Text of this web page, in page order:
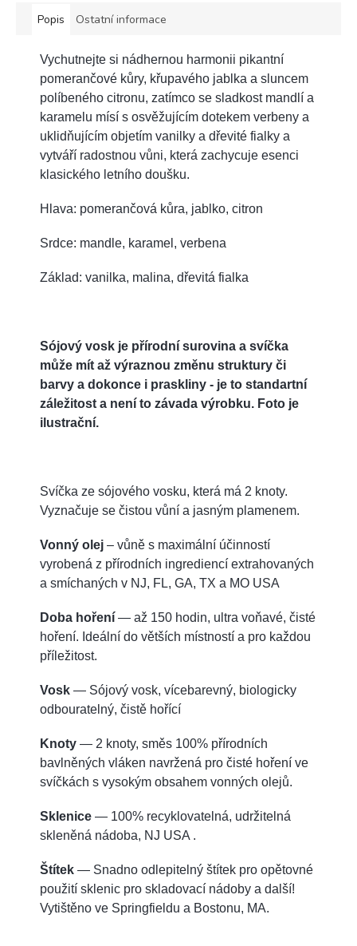
Popis Ostatní informace
Vychutnejte si nádhernou harmonii pikantní
pomerančové kůry, křupavého jablka a sluncem
políbeného citronu, zatímco se sladkost mandlí a
karamelu mísí s osvěžujícím dotekem verbeny a
uklidňujícím objetím vanilky a dřevité fialky a
vytváří radostnou vůni, která zachycuje esenci
klasického letního doušku.
Hlava: pomerančová kůra, jablko, citron
Srdce: mandle, karamel, verbena
Základ: vanilka, malina, dřevitá fialka
Sójový vosk je přírodní surovina a svíčka
může mít až výraznou změnu struktury či
barvy a dokonce i praskliny - je to standartní
záležitost a není to závada výrobku. Foto je
ilustrační.
Svíčka ze sójového vosku, která má 2 knoty.
Vyznačuje se čistou vůní a jasným plamenem.
Vonný olej – vůně s maximální účinností
vyrobená z přírodních ingrediencí extrahovaných
a smíchaných v NJ, FL, GA, TX a MO USA
Doba hoření — až 150 hodin, ultra voňavé, čisté
hoření. Ideální do větších místností a pro každou
příležitost.
Vosk — Sójový vosk, vícebarevný, biologicky
odbouratelný, čistě hořící
Knoty — 2 knoty, směs 100% přírodních
bavlněných vláken navržená pro čisté hoření ve
svíčkách s vysokým obsahem vonných olejů.
Sklenice — 100% recyklovatelná, udržitelná
skleněná nádoba, NJ USA .
Štítek — Snadno odlepitelný štítek pro opětovné
použití sklenic pro skladovací nádoby a další!
Vytištěno ve Springfieldu a Bostonu, MA.